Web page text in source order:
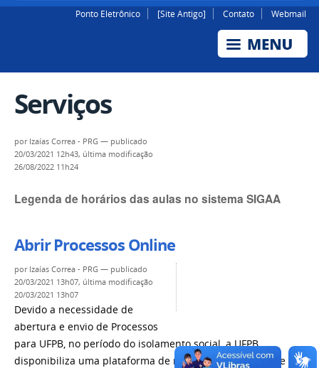
Ponto Eletrônico [Site Antigo] Contato Webmail
Serviços
por Izaías Correa - PRG — publicado
20/03/2021 12h43, última modificação
26/08/2022 11h24
Legenda de horários das aulas no sistema SIGAA
Abrir Processos Online
por Izaías Correa - PRG — publicado
20/03/2021 13h07, última modificação
20/03/2021 13h07
Devido a necessidade de
abertura e envio de Processos
para UFPB, no período do isolamento social, a UFPB
disponibiliza uma plataforma de recebimento e envio de